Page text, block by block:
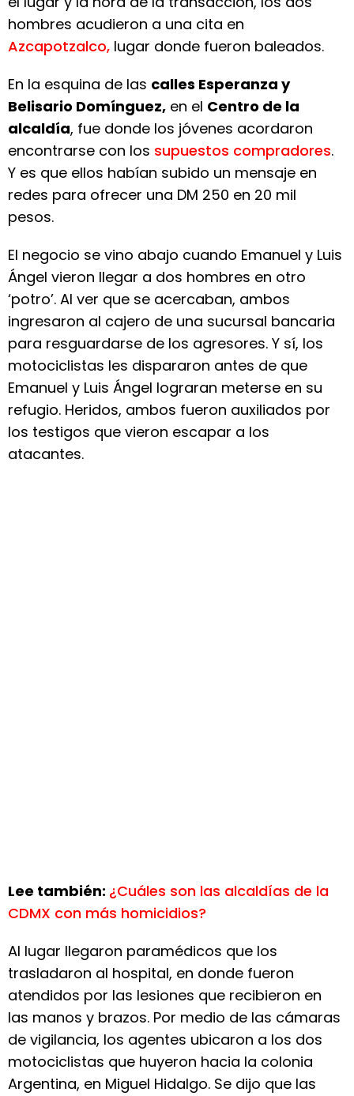
hombres acudieron a una cita en
Azcapotzalco, lugar donde fueron baleados.
En la esquina de las calles Esperanza y
Belisario Domínguez, en el Centro de la
alcaldía, fue donde los jóvenes acordaron
encontrarse con los supuestos compradores.
Y es que ellos habían subido un mensaje en
redes para ofrecer una DM 250 en 20 mil
pesos.
El negocio se vino abajo cuando Emanuel y Luis
Ángel vieron llegar a dos hombres en otro
‘potro’. Al ver que se acercaban, ambos
ingresaron al cajero de una sucursal bancaria
para resguardarse de los agresores. Y sí, los
motociclistas les dispararon antes de que
Emanuel y Luis Ángel lograran meterse en su
refugio. Heridos, ambos fueron auxiliados por
los testigos que vieron escapar a los
atacantes.
Lee también: ¿Cuáles son las alcaldías de la
CDMX con más homicidios?
Al lugar llegaron paramédicos que los
trasladaron al hospital, en donde fueron
atendidos por las lesiones que recibieron en
las manos y brazos. Por medio de las cámaras
de vigilancia, los agentes ubicaron a los dos
motociclistas que huyeron hacia la colonia
Argentina, en Miguel Hidalgo. Se dijo que las